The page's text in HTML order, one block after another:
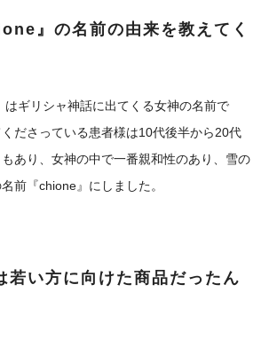
』の名前の由来を教えてく
はギリシャ神話に出てくる女神の名前で
ださっている患者様は10代後半から20代
あり、女神の中で一番親和性のあり、雪の
前『chione』にしました。
い方に向けた商品だったん